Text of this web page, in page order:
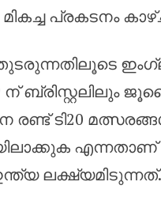
മികച്ച പ്രകടനം
ന് ബ്രിസ്റ്റലിലും
ടി20
ലക്ഷ്യമിടുന്നത്.